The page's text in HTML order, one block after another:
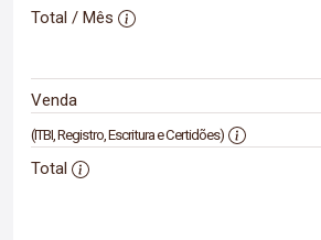
Total / Mês
Venda
(ITBI, Registro, Escritura e Certidões)
Total